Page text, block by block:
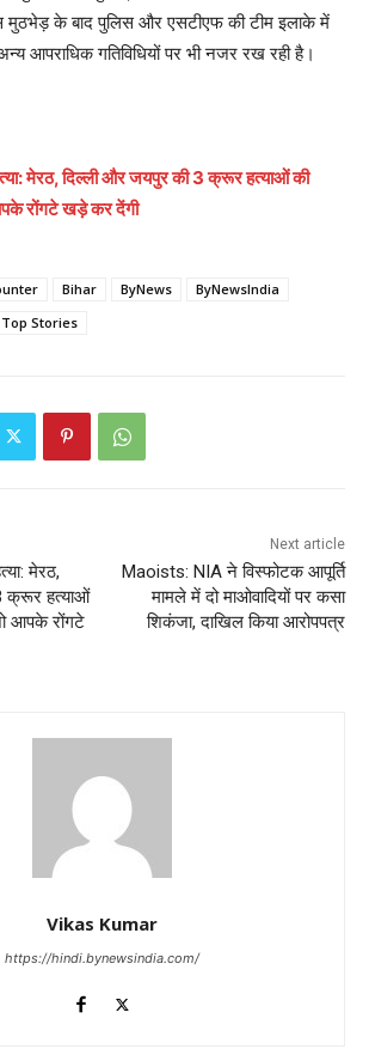
मुठभेड़ के बाद पुलिस और एसटीएफ की टीम इलाके में
आपराधिक गतिविधियों पर भी नजर रख रही है।
मेरठ, दिल्ली और जयपुर की 3 क्रूर हत्याओं की
रोंगटे खड़े कर देंगी
Bihar ByNews
ByNewsIndia
Top Stories
मेरठ,
क्रूर हत्याओं
आपके रोंगटे
Next article
Maoists: NIA ने विस्फोटक आपूर्ति
मामले में दो माओवादियों पर कसा
शिकंजा, दाखिल किया आरोपपत्र
Vikas Kumar
https://hindi.bynewsindia.com/